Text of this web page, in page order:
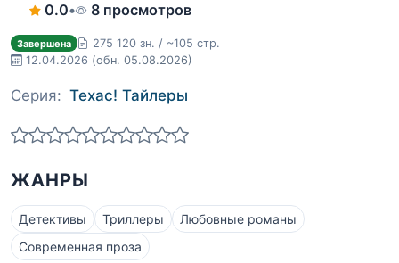
0.0• 8 просмотров
Завершена
275 120 зн. / ~105 стр.
12.04.2026 (обн. 05.08.2026)
Серия: Техас! Тайлеры
ЖАНРЫ
Детективы Триллеры
Любовные романы
Современная проза